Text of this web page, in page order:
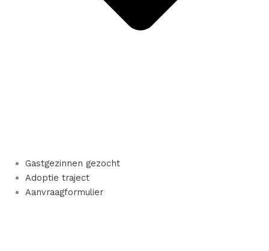
Gastgezinnen gezocht
Adoptie traject
Aanvraagformulier